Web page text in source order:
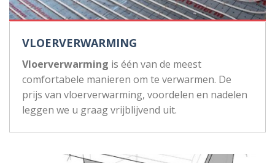
VLOERVERWARMING
Vloerverwarming is één van de meest
comfortabele manieren om te verwarmen. De
prijs van vloerverwarming, voordelen en nadelen
leggen we u graag vrijblijvend uit.